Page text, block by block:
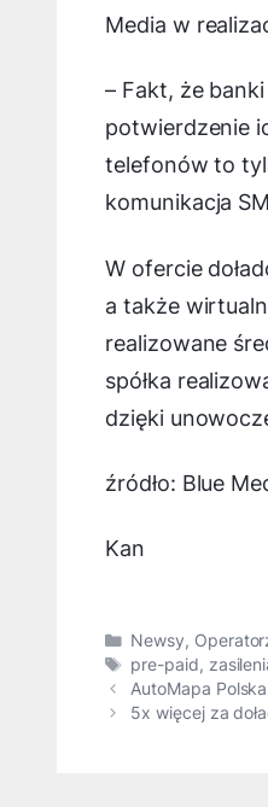
Media w
– Fakt, że
potwierdzenie
telefonów to
komunikacja
W ofercie
a także
realizowane
spółka
dzięki
źródło: Blue
Kan
Kategorie
Newsy,
Tagi
pre-paid,
AutoMapa
5x więcej za